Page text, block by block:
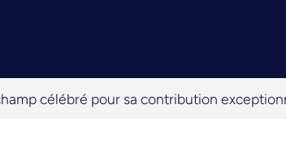
célébré pour sa contribution